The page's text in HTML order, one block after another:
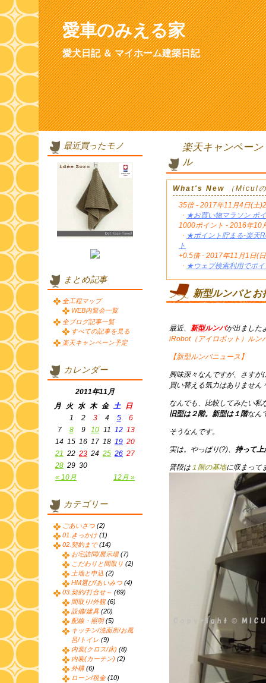
愛車のみえる家
愛犬日記 ＆ マイホーム建築日記
楽天キャンペー
ル
What's New （Micul
35倍 - 2017年11月4日(土
・ ★お買い物マラソン ポ
1000ポイント - 2016年10
・ ★ポイント貯まる-楽天
ト
+0.5倍 - 2017年11月1日(
・ ★ウェブ検索利用でポ
新型ルンバとお
最近、 新型ルンバが出ました
iRobot（アイロボット）ルン
【新型ルンバニュース】
興味深々なんですが、さすが
買い替える気力はありません
なんでも、比較してみたい私
旧型は２階。新型は１階なん
そうなんです。
実は。やっぱり(?)、 持って上
普段は１階の基地に収まって
最近買ったモノ
まとめ記事
全工程マップ
WEB内覧会一覧
全ブログ記事一覧
すべての記事を見る
楽天キャンペーン予定
カレンダー
2011年11月
月
火 水 木 金 土 日
« 10月 12月 »
1 2 3 4 5
6
7
8 9 10 11 12 13
14 15 16 17 18 19 20
21 22 23 24 25 26 27
28 29 30
カテゴリー
ごあいさつ (2)
01.きっかけ (1)
02.契約まで(14)
お宅訪問/展示場(7)
こだわりと間取り (2)
土地と申込 (2)
HM選び/あいみつ (4)
03.契約/打合せ～ (69)
間取り/外観 (6)
設備/建具 (20)
配線・照明(5)
キッチン/洗面所/お風
呂/トイレ (9)
内装(クロス/床) (8)
内装(カーテン) (2)
外構(6)
ローン/税金(10)